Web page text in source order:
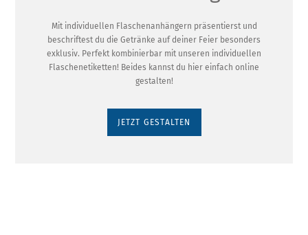
Mit individuellen Flaschenanhängern präsentierst und
beschriftest du die Getränke auf deiner Feier besonders
exklusiv. Perfekt kombinierbar mit unseren individuellen
Flaschenetiketten! Beides kannst du hier einfach online
gestalten!
JETZT GESTALTEN